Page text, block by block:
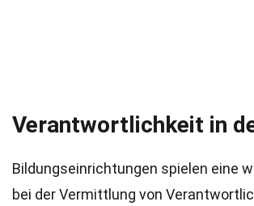
Verantwortlichkeit in
Bildungseinrichtungen spielen eine
bei der Vermittlung von